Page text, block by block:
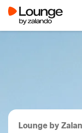
Lounge by